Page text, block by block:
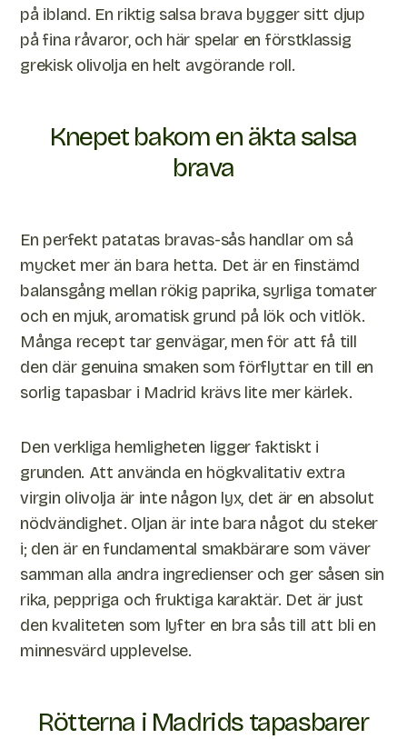
på ibland. En riktig salsa brava bygger sitt djup
på fina råvaror, och här spelar en förstklassig
grekisk olivolja en helt avgörande roll.
Knepet bakom en äkta salsa
brava
En perfekt patatas bravas-sås handlar om så
mycket mer än bara hetta. Det är en finstämd
balansgång mellan rökig paprika, syrliga tomater
och en mjuk, aromatisk grund på lök och vitlök.
Många recept tar genvägar, men för att få till
den där genuina smaken som förflyttar en till en
sorlig tapasbar i Madrid krävs lite mer kärlek.
Den verkliga hemligheten ligger faktiskt i
grunden. Att använda en högkvalitativ extra
virgin olivolja är inte någon lyx, det är en absolut
nödvändighet. Oljan är inte bara något du steker
i; den är en fundamental smakbärare som väver
samman alla andra ingredienser och ger såsen sin
rika, peppriga och fruktiga karaktär. Det är just
den kvaliteten som lyfter en bra sås till att bli en
minnesvärd upplevelse.
Rötterna i Madrids tapasbarer